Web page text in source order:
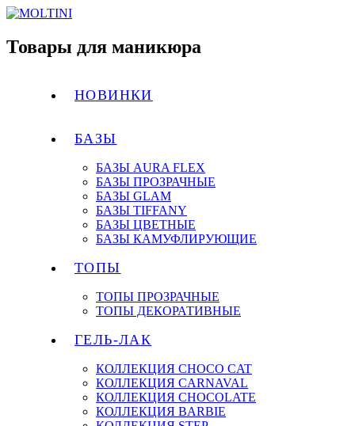
Товары для маникюра
НОВИНКИ
БАЗЫ
БАЗЫ AURA FLEX
БАЗЫ ПРОЗРАЧНЫЕ
БАЗЫ GLAM
БАЗЫ TIFFANY
БАЗЫ ЦВЕТНЫЕ
БАЗЫ КАМУФЛИРУЮЩИЕ
ТОПЫ
ТОПЫ ПРОЗРАЧНЫЕ
ТОПЫ ДЕКОРАТИВНЫЕ
ГЕЛЬ-ЛАК
КОЛЛЕКЦИЯ CHOCO CAT
КОЛЛЕКЦИЯ CARNAVAL
КОЛЛЕКЦИЯ CHOCOLATE
КОЛЛЕКЦИЯ BARBIE